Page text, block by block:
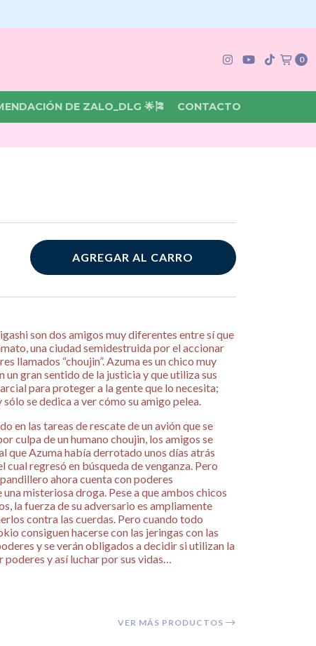
0
DE ZALO_DLG 🌟🎏 CONTACTO
AGREGAR AL CARRO
son dos amigos muy diferentes entre sí que
una ciudad semidestruida por el accionar
llamados “choujin”. Azuma es un chico muy
un gran sentido de la justicia y que utiliza sus
para proteger a la gente que lo necesita;
se dedica a ver cómo su amigo pelea.
en las tareas de rescate de un avión que se
culpa de un humano choujin, los amigos se
que Azuma había derrotado unos días atrás
cual regresó en búsqueda de venganza. Pero
ahora cuenta con poderes
misteriosa droga. Pese a que ambos chicos
la fuerza de su adversario es ampliamente
contra las cuerdas. Pero cuando todo
consiguen hacerse con las jeringas con las
y se verán obligados a decidir si utilizan la
y así luchar por sus vidas…
VER MÁS PRODUCTOS